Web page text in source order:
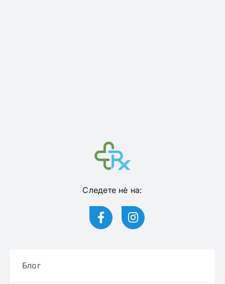
Следете нѐ на:
Блог